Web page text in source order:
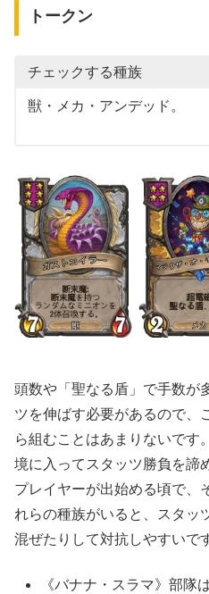
トークン
チェックする種族
獣・メカ・アンデッド。
頭数や「聖なる盾」で手数が
ツを伸ばす必要があるので、
ら組むことはあまりないです
境に入ってスタッツ勝負を諦
プレイヤーが出始める頃で、
れらの種族がいると、スタッ
混ぜたりして対抗しやすいで
《バナナ・スラマ》部隊